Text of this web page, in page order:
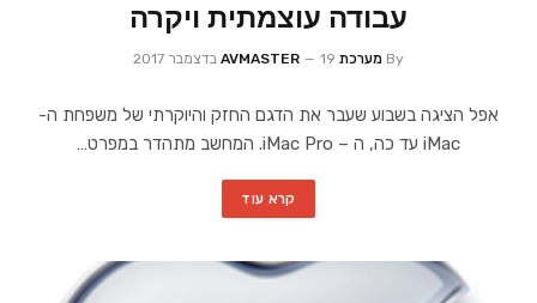
עבודה עוצמתית ויקרה
By מערכת AVMASTER 19 בדצמבר 2017
אפל הציגה בשבוע שעבר את הדגם החזק והיוקרתי של משפחת ה-
iMac עד כה, ה – iMac Pro. המחשב מתהדר במפרט…
קרא עוד